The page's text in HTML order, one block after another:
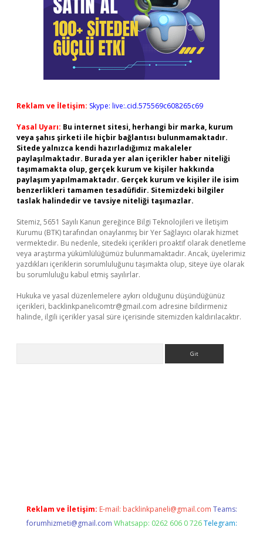
Reklam ve İletişim: Skype: live:.cid.575569c608265c69
Yasal Uyarı: Bu internet sitesi, herhangi bir marka, kurum
veya şahıs şirketi ile hiçbir bağlantısı bulunmamaktadır.
Sitede yalnızca kendi hazırladığımız makaleler
paylaşılmaktadır. Burada yer alan içerikler haber niteliği
taşımamakta olup, gerçek kurum ve kişiler hakkında
paylaşım yapılmamaktadır. Gerçek kurum ve kişiler ile isim
benzerlikleri tamamen tesadüfidir. Sitemizdeki bilgiler
taslak halindedir ve tavsiye niteliği taşımazlar.
Sitemiz, 5651 Sayılı Kanun gereğince Bilgi Teknolojileri ve İletişim
Kurumu (BTK) tarafından onaylanmış bir Yer Sağlayıcı olarak hizmet
vermektedir. Bu nedenle, sitedeki içerikleri proaktif olarak denetleme
veya araştırma yükümlülüğümüz bulunmamaktadır. Ancak, üyelerimiz
yazdıkları içeriklerin sorumluluğunu taşımakta olup, siteye üye olarak
bu sorumluluğu kabul etmiş sayılırlar.
Hukuka ve yasal düzenlemelere aykırı olduğunu düşündüğünüz
içerikleri, backlinkpanelicomtr@gmail.com adresine bildirmeniz
halinde, ilgili içerikler yasal süre içerisinde sitemizden kaldırılacaktır.
Reklam ve İletişim: E-mail: backlinkpaneli@gmail.com Teams:
forumhizmeti@gmail.com Whatsapp: 0262 606 0 726 Telegram: